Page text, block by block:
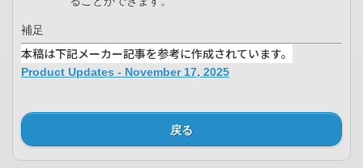
補足
本稿は下記メーカー記事を参考に作成されています。
Product Updates - November 17, 2025
戻る